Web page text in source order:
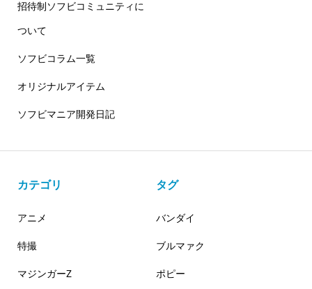
招待制ソフビコミュニティに
ついて
ソフビコラム一覧
オリジナルアイテム
ソフビマニア開発日記
カテゴリ
アニメ
特撮
マジンガーZ
タグ
バンダイ
ブルマァク
ポピー